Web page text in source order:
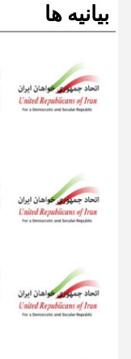
بیانیه ها